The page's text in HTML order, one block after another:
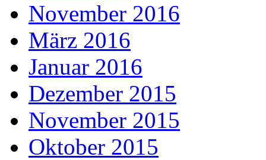
November 2016
März 2016
Januar 2016
Dezember 2015
November 2015
Oktober 2015